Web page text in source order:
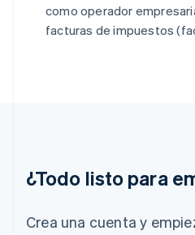
como operador
facturas de impuestos
¿Todo listo para
Crea una cuenta y
FrançaisEnglish
Gibraltar
English
Italiano English